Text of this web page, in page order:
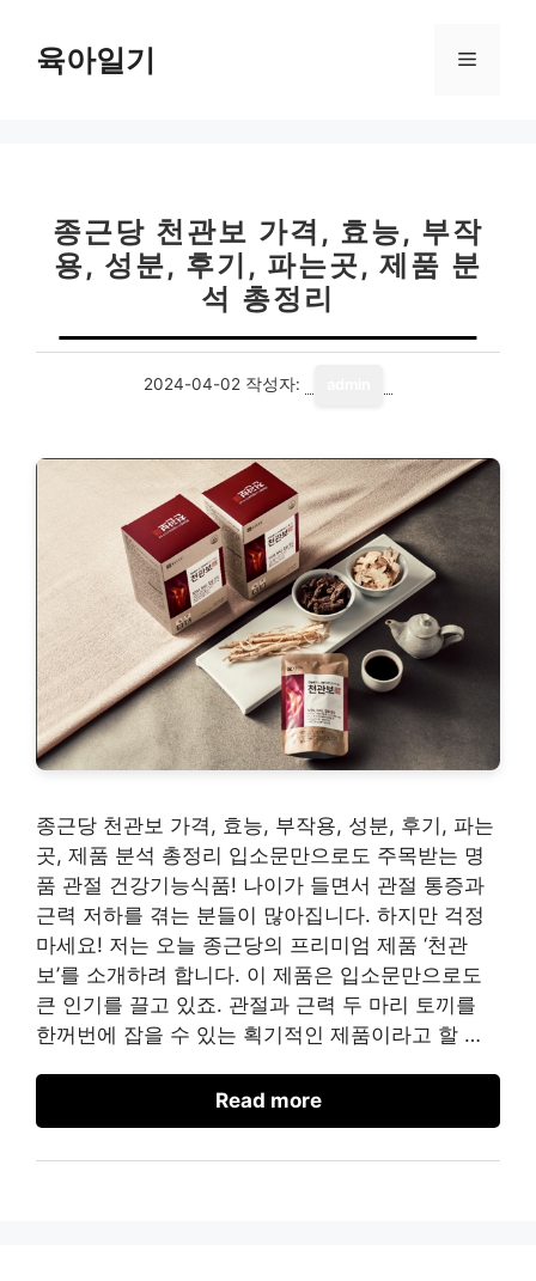
육아일기 메
종근당 천관보 가격, 효능, 부작
용, 성분, 후기, 파는곳, 제품 분
석 총정리
2024-04-02 작성자:
종근당 천관보 가격, 효능, 부작용, 성분, 후기, 파는
곳, 제품 분석 총정리 입소문만으로도 주목받는 명
품 관절 건강기능식품! 나이가 들면서 관절 통증과
근력 저하를 겪는 분들이 많아집니다. 하지만 걱정
마세요! 저는 오늘 종근당의 프리미엄 제품 ‘천관
보’를 소개하려 합니다. 이 제품은 입소문만으로도
큰 인기를 끌고 있죠. 관절과 근력 두 마리 토끼를
한꺼번에 잡을 수 있는 획기적인 제품이라고 할 …
Read more